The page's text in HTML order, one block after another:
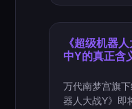
《超级机器
中Y的真正含
万代南梦宫旗
器人大战Y》即